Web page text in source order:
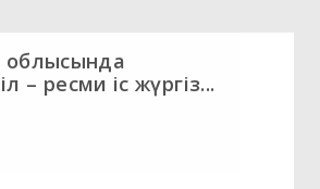
облысында
– ресми іс жүргіз...